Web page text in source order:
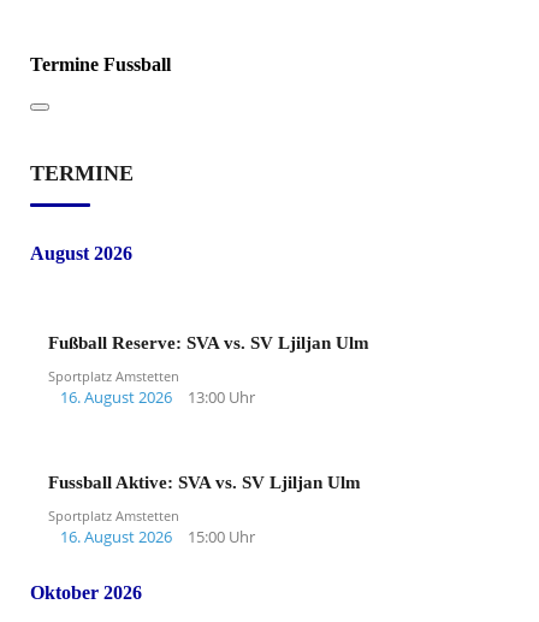
Termine Fussball
TERMINE
August 2026
Fußball Reserve: SVA vs. SV Ljiljan Ulm
Sportplatz Amstetten
16. August 2026 13:00 Uhr
Fussball Aktive: SVA vs. SV Ljiljan Ulm
Sportplatz Amstetten
16. August 2026 15:00 Uhr
Oktober 2026